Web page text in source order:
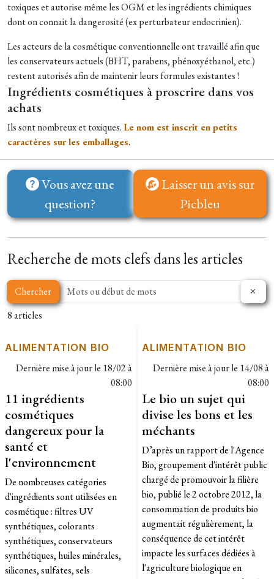
toxiques et autorise même les OGM et les ingrédients chimiques
dont on connait la dangerosité (ex perturbateur endocrinien).
Les acteurs de la cosmétique conventionnelle ont travaillé afin que
les conservateurs actuels (BHT, parabens, phénoxyéthanol, etc.)
restent autorisés afin de maintenir leurs formules existantes !
Ingrédients cosmétiques à proscrire dans vos
achats
Ils sont nombreux et toxiques.Le nom est inscrit en petits
caractères sur les emballages.
Vous avez une
question?
Laisser un avis sur
Picbleu
Recherche de mots clefs dans les articles
Chercher
8 articles
ALIMENTATION BIO
Dernière mise à jour le 18/02 à
08:00
11 ingrédients
cosmétiques
dangereux pour la
santé et
l'environnement
De nombreuses catégories
d'ingrédients sont utilisées en
cosmétique : filtres UV
synthétiques, colorants
synthétiques, conservateurs
synthétiques, huiles minérales,
silicones, sulfates, sels
ALIMENTATION BIO
Dernière mise à jour le 14/08 à
08:00
Le bio un sujet qui
divise les bons et les
méchants
D’après un rapport de l'Agence
Bio, groupement d'intérêt public
chargé de promouvoir la filière
bio, publié le 2 octobre 2012, la
consommation de produits bio
augmentait régulièrement, la
conséquence de cet intérêt
impacte les surfaces dédiées à
l'agriculture biologique en